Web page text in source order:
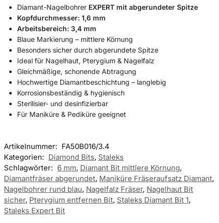
Diamant-Nagelbohrer EXPERT mit abgerundeter Spitze
Kopfdurchmesser: 1,6 mm
Arbeitsbereich: 3,4 mm
Blaue Markierung – mittlere Körnung
Besonders sicher durch abgerundete Spitze
Ideal für Nagelhaut, Pterygium & Nagelfalz
Gleichmäßige, schonende Abtragung
Hochwertige Diamantbeschichtung – langlebig
Korrosionsbeständig & hygienisch
Sterilisier- und desinfizierbar
Für Maniküre & Pediküre geeignet
Artikelnummer: FA50B016/3.4
Kategorien: Diamond Bits, Staleks
Schlagwörter: 6 mm, Diamant Bit mittlere Körnung,
Diamantfräser abgerundet, Maniküre Fräseraufsatz Diamant,
Nagelbohrer rund blau, Nagelfalz Fräser, Nagelhaut Bit
sicher, Pterygium entfernen Bit, Staleks Diamant Bit 1,
Staleks Expert Bit